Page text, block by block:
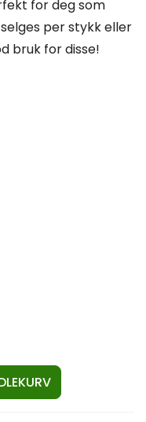
for deg som
per stykk eller
bruk for disse!